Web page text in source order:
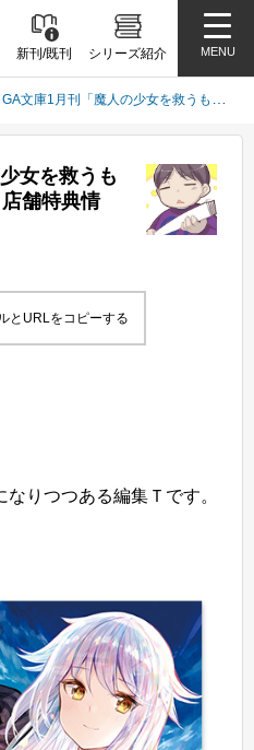
新刊/既刊 シリーズ紹介 MENU
GA文庫1月刊「魔人の少女を救うもの Goodbye to Fate」店舗特典情報！
女を救うも
舗特典情
とURLをコピーする
りつつある編集Ｔです。